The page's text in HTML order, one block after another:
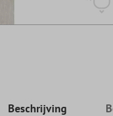
Beschrijving